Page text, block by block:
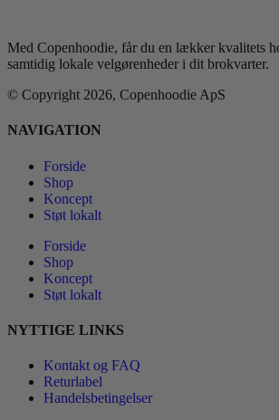
Med Copenhoodie, får du en lækker kvalitets
samtidig lokale velgørenheder i dit brokvarter.
© Copyright 2026, Copenhoodie ApS
NAVIGATION
Forside
Shop
Koncept
Støt lokalt
Forside
Shop
Koncept
Støt lokalt
NYTTIGE LINKS
Kontakt og FAQ
Returlabel
Handelsbetingelser